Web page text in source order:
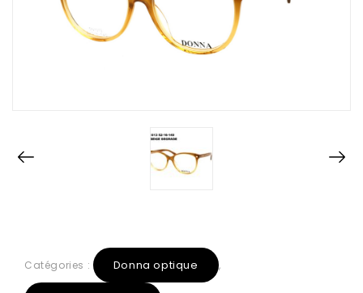
Catégories : Donna optique ,